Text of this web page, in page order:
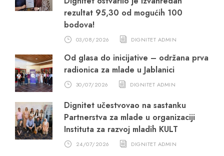
rezultat 95,30 od mogućih 100
bodova!
03/08/2026 DIGNITET ADMIN
Od glasa do inicijative – održana prva
radionica za mlade u Jablanici
30/07/2026 DIGNITET ADMIN
Dignitet učestvovao na sastanku
Partnerstva za mlade u organizaciji
Instituta za razvoj mladih KULT
24/07/2026 DIGNITET ADMIN